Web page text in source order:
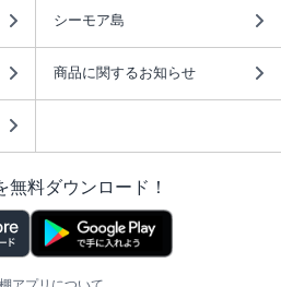
シーモア島
商品に関するお知らせ
無料ダウンロード！